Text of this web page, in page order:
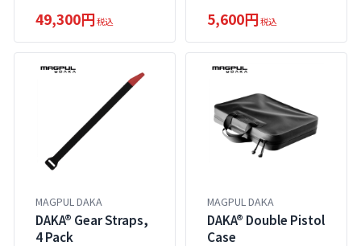
49,300円税込 5,600円税込
MAGPUL DAKA
DAKA® Gear Straps,
4 Pack
MAGPUL DAKA
DAKA® Double Pistol
Case